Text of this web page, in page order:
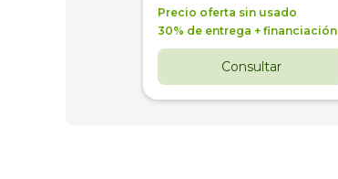
Precio oferta sin usado
30% de entrega + financiación
Consultar